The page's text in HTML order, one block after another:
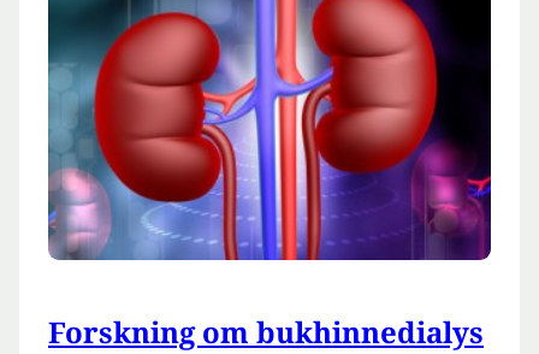
Forskning om bukhinnedialys